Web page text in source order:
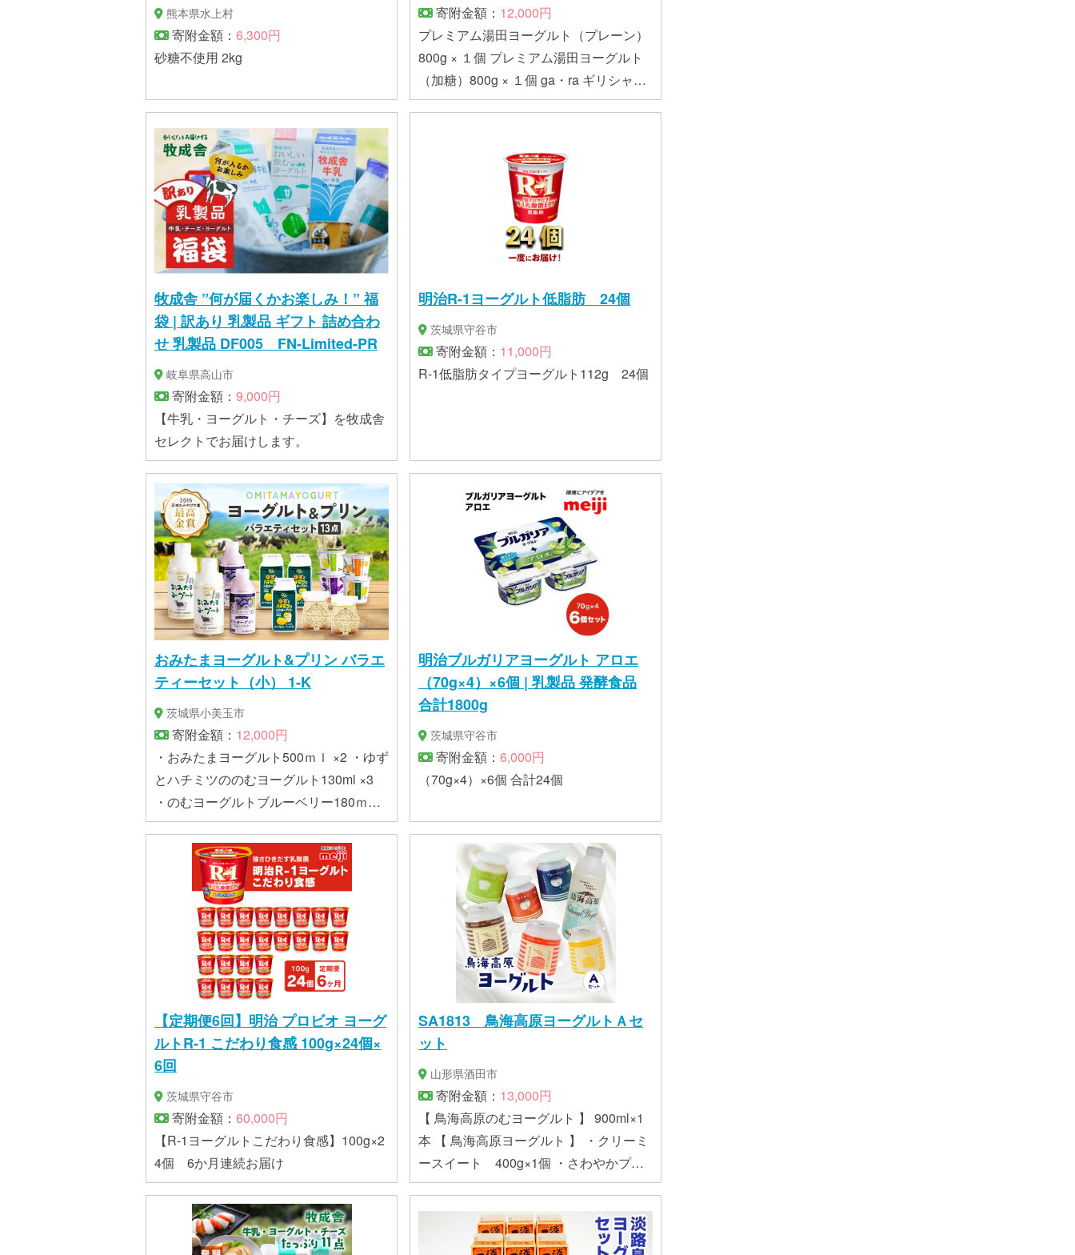
熊本県水上村
寄附金額： 6,300円
砂糖不使用 2kg
寄附金額： 12,000円
プレミアム湯田ヨーグルト（プレーン）
800g × １個 プレミアム湯田ヨーグルト
（加糖）800g × １個 ga・ra ギリシャヨ
ーグルト 400g × １個 毎日食べたい湯田
牧成舎 ”何が届くかお楽しみ！” 福
袋 | 訳あり 乳製品 ギフト 詰め合わ
せ 乳製品 DF005 FN-Limited-PR
岐阜県高山市
寄附金額： 9,000円
【牛乳・ヨーグルト・チーズ】を牧成舎
セレクトでお届けします。
明治R-1ヨーグルト低脂肪 24個
茨城県守谷市
寄附金額： 11,000円
R-1低脂肪タイプヨーグルト112g 24個
おみたまヨーグルト&プリン バラエ
ティーセット（小） 1-K
茨城県小美玉市
寄附金額： 12,000円
・おみたまヨーグルト500ｍｌ ×2 ・ゆず
とハチミツののむヨーグルト130ml ×3
・のむヨーグルトブルーベリー180ｍｌ
×2 ・カップヨーグルト ×4 （ゆず・梅・
金柑・ブルーベリー各1個） ・でせ～る
ふらん（プリン） ×2
明治ブルガリアヨーグルト アロエ
（70g×4）×6個 | 乳製品 発酵食品
合計1800g
茨城県守谷市
寄附金額： 6,000円
（70g×4）×6個 合計24個
【定期便6回】明治 プロビオ ヨーグ
ルトR-1 こだわり食感 100g×24個×
6回
茨城県守谷市
寄附金額： 60,000円
【R-1ヨーグルトこだわり食感】100g×2
4個 6か月連続お届け
SA1813 鳥海高原ヨーグルトＡセ
ット
山形県酒田市
寄附金額： 13,000円
【 鳥海高原のむヨーグルト 】 900ml×1
本 【 鳥海高原ヨーグルト 】 ・クリーミ
ースイート 400g×1個 ・さわやかプレ
ーン 400g×1個 ・甘さすっきり加
糖 400g×1個 【鳥海高原フルーツヨ
ーグルト 】 ・おとめ心 400g×1個